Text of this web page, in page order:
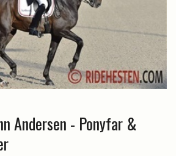
Andersen - Ponyfar &